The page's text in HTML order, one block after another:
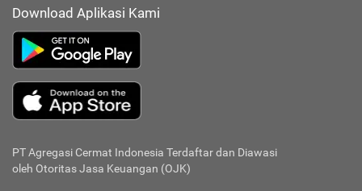
Download Aplikasi Kami
PT Agregasi Cermat Indonesia Terdaftar dan Diawasi
oleh Otoritas Jasa Keuangan (OJK)